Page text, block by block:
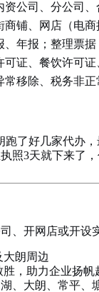
资公司、分公司、
商铺、网店（电商
、年报；整理票据
可证、餐饮许可证
常移除、税务非正
跑了好几家代办
照3天就下来了
、开网店或开设
朗周边
，助力企业扬
、大朗、常平、